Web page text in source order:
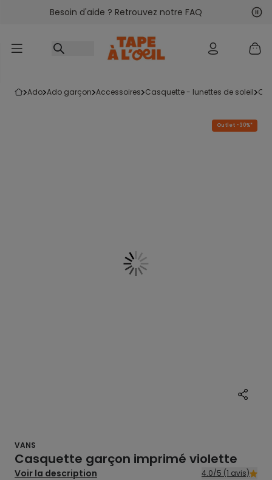
Accéder au contenu
Besoin d'aide ? Retrouvez notre FAQ
ado ado garçon accessoires casquette - lunettes de soleil
Outlet -30%*
VANS
Casquette garçon imprimé violette
Voir la description 4.0/5 (1 avis)